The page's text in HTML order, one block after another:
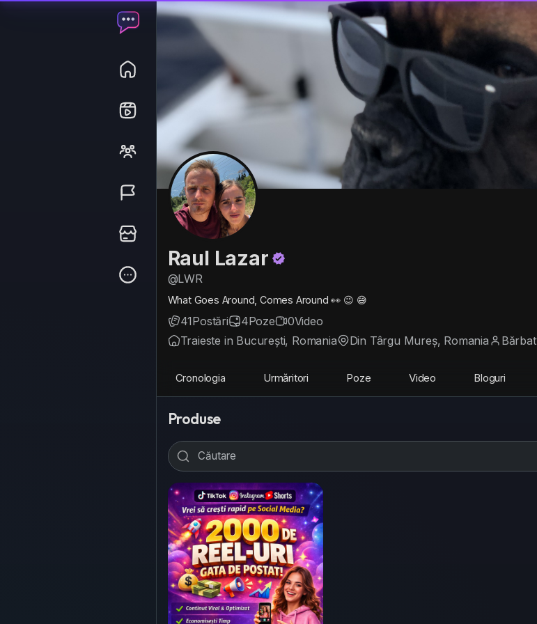
Raul Lazar
@LWR
What Goes Around, Comes Around 👀 😉 😅
41Postări 4Poze 0Video
Traieste in București, Romania
Din Târgu Mureș, Romania Bărbat
Cronologia Urmăritori Poze Video Bloguri
Produse